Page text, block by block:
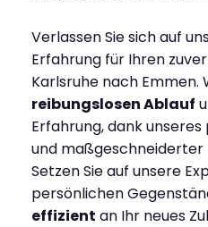
Verlassen Sie sich auf
Erfahrung für Ihren
Karlsruhe nach Emmen.
reibungslosen Ablauf
Erfahrung, dank
und maßgeschneiderter
Setzen Sie auf unsere
persönlichen
effizient an Ihr neues